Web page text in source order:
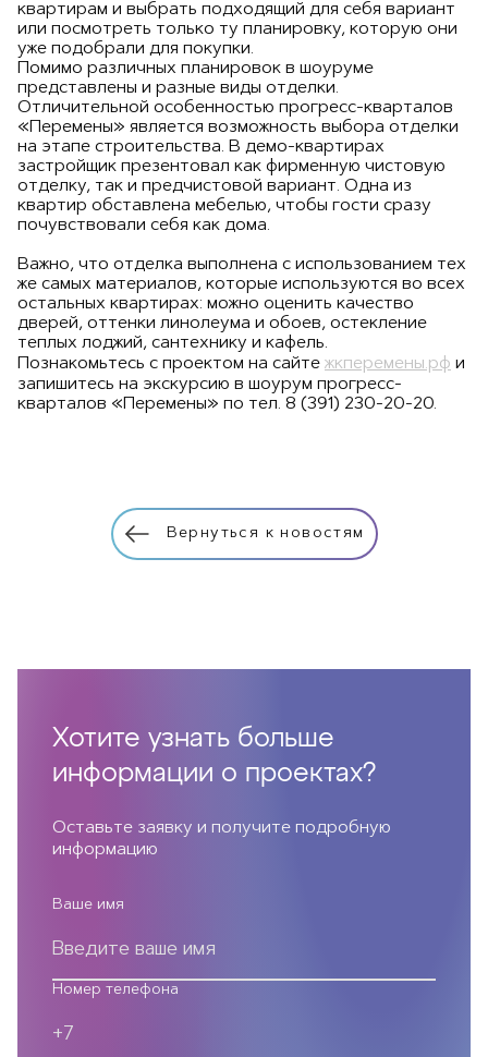
квартирам и выбрать подходящий для себя вариант
или посмотреть только ту планировку, которую они
уже подобрали для покупки.
Помимо различных планировок в шоуруме
представлены и разные виды отделки.
Отличительной особенностью прогресс-кварталов
«Перемены» является возможность выбора отделки
на этапе строительства. В демо-квартирах
застройщик презентовал как фирменную чистовую
отделку, так и предчистовой вариант. Одна из
квартир обставлена мебелью, чтобы гости сразу
почувствовали себя как дома.
Важно, что отделка выполнена с использованием тех
же самых материалов, которые используются во всех
остальных квартирах: можно оценить качество
дверей, оттенки линолеума и обоев, остекление
теплых лоджий, сантехнику и кафель.
Познакомьтесь с проектом на сайте жкперемены.рф и
запишитесь на экскурсию в шоурум прогресс-
кварталов «Перемены» по тел. 8 (391) 230-20-20.
Вернуться к новостям
Хотите узнать больше
информации о проектах?
Оставьте заявку и получите подробную
информацию
Ваше имя
Номер телефона